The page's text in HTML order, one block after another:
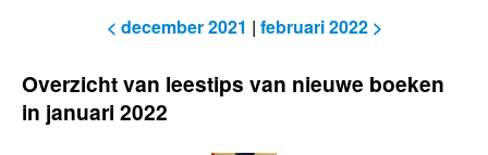
< december 2021 | februari 2022 >
Overzicht van leestips van nieuwe boeken
in januari 2022